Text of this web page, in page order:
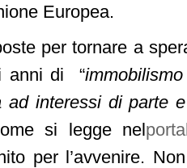
Europea.
per tornare a
anni di “
ad interessi di parte
si legge nel
per l’avvenire.